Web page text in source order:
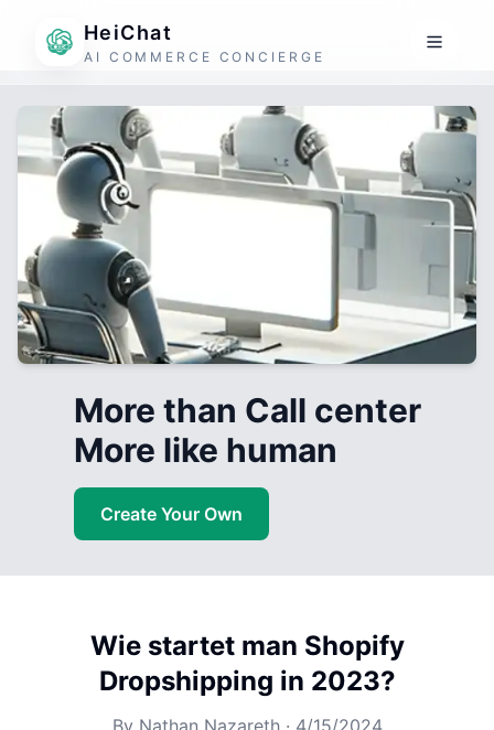
HeiChat
AI COMMERCE CONCIERGE
More than Call center
More like human
Create Your Own
Wie startet man Shopify
Dropshipping in 2023?
By Nathan Nazareth· 4/15/2024